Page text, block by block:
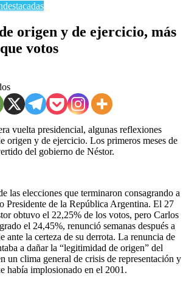
destacadas
origen y de ejercicio, más
votos
vuelta presidencial, algunas reflexiones
origen y de ejercicio. Los primeros meses de
del gobierno de Néstor.
las elecciones que terminaron consagrando a
Presidente de la República Argentina. El 27
obtuvo el 22,25% de los votos, pero Carlos
el 24,45%, renunció semanas después a
ante la certeza de su derrota. La renuncia de
a dañar la “legitimidad de origen” del
un clima general de crisis de representación y
había implosionado en el 2001.